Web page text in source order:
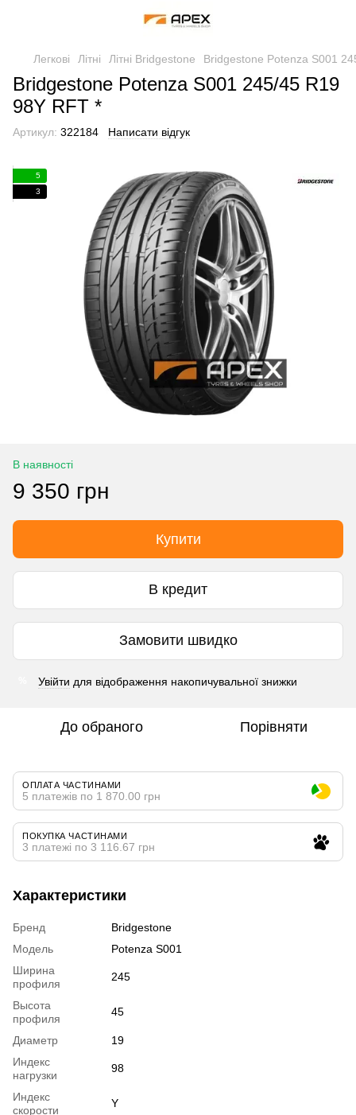
Легкові Літні Літні Bridgestone Bridgestone Potenza S001
Bridgestone Potenza S001 245/45 R19
98Y RFT *
Артикул: 322184 Написати відгук
5
3
В наявності
9 350 грн
Купити
В кредит
Замовити швидко
Увійти для відображення накопичувальної знижки
До обраного Порівняти
ОПЛАТА ЧАСТИНАМИ
5 платежів по 1 870.00 грн
ПОКУПКА ЧАСТИНАМИ
3 платежі по 3 116.67 грн
Характеристики
Бренд
Bridgestone
Модель
Potenza S001
Ширина
профиля
245
Высота
профиля
45
Диаметр
19
Индекс
нагрузки
98
Индекс
скорости
Y